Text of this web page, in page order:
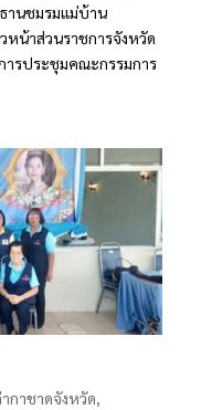
านชมรมแม่บ้าน
น้าส่วนราชการจังหวัด
ารประชุมคณะกรรมการ
กาชาดจังหวัด,